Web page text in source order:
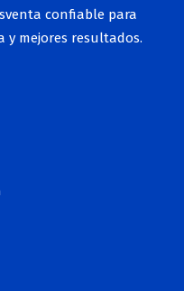
confiable para
mejores resultados.